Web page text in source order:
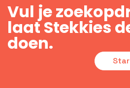
Vul je
laat Stekkies
doen.